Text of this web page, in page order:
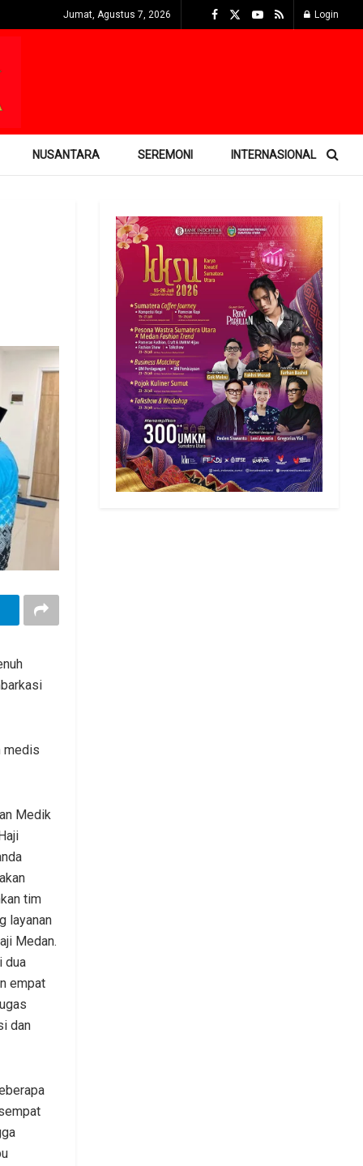
Jumat, Agustus 7, 2026 Login
NUSANTARA SEREMONI INTERNASIONAL
medis
Medik
tim
layanan
Medan.
dua
empat
dan